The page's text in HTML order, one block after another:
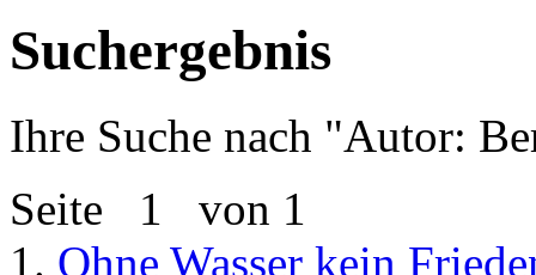
Suchergebnis
Ihre Suche nach "Autor:
Seite 1 von 1
1. Ohne Wasser kein